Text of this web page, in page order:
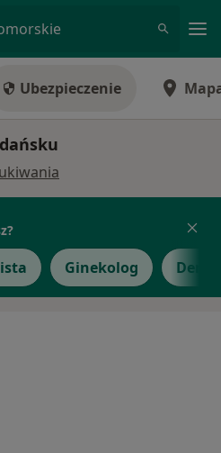
Ubezpieczenie
Ginekolog